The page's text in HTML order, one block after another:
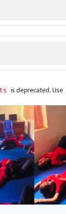
is deprecated. Use